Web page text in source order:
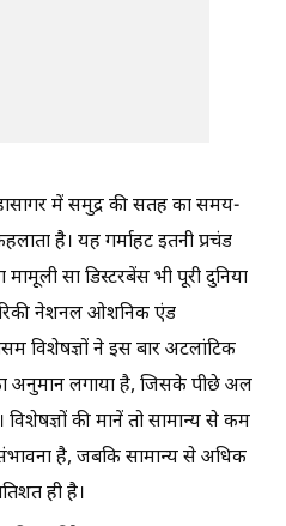
में समुद्र की सतह का समय-
है। यह गर्माहट इतनी प्रचंड
सा डिस्टरबेंस भी पूरी दुनिया
नेशनल ओशनिक एंड
विशेषज्ञों ने इस बार अटलांटिक
अनुमान लगाया है, जिसके पीछे अल
विशेषज्ञों की मानें तो सामान्य से कम
है, जबकि सामान्य से अधिक
ही है।